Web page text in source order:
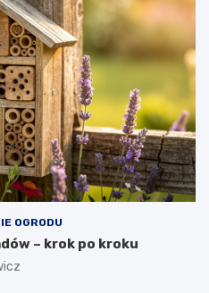
OGRODU
– krok po kroku